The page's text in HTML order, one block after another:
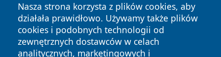
Nasza strona korzysta z plików cookies, aby
działała prawidłowo. Używamy także plików
cookies i podobnych technologii od
zewnętrznych dostawców w celach
analitycznych, marketingowych i
Copyright © 2026 24slupsk.pl Wszystkie prawa zastrzeżone.